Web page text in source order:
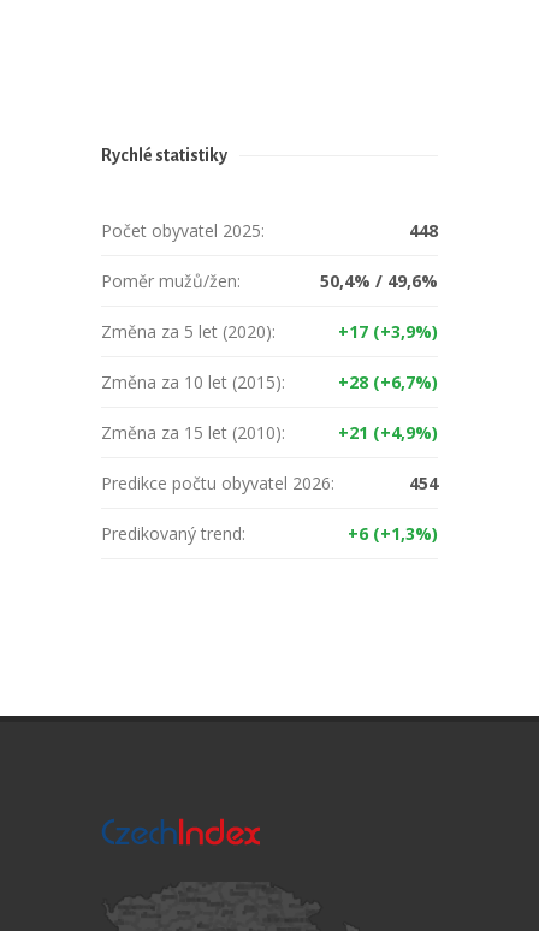
Rychlé statistiky
Počet obyvatel 2025: 448
Poměr mužů/žen: 50,4% / 49,6%
Změna za 5 let (2020): +17 (+3,9%)
Změna za 10 let (2015): +28 (+6,7%)
Změna za 15 let (2010): +21 (+4,9%)
Predikce počtu obyvatel 2026: 454
Predikovaný trend: +6 (+1,3%)